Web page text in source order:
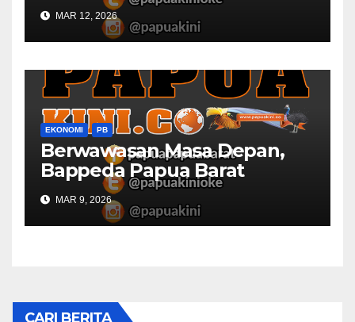
MAR 12, 2026
EKONOMI PB
Berwawasan Masa Depan,
Bappeda Papua Barat
Konsultasi Publik RKPD 2027
MAR 9, 2026
CARI BERITA